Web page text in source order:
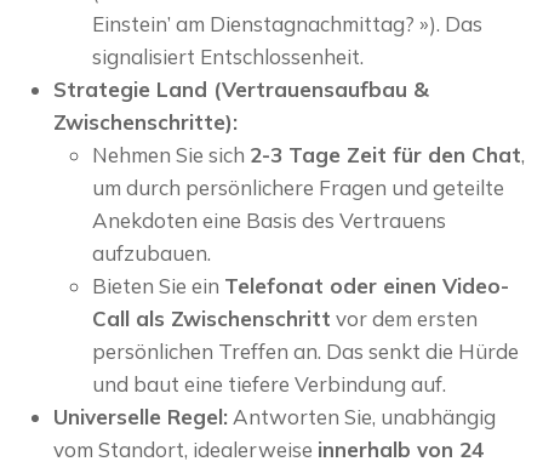
Einstein’ am Dienstagnachmittag? »). Das
signalisiert Entschlossenheit.
Strategie Land (Vertrauensaufbau &
Zwischenschritte):
Nehmen Sie sich 2-3 Tage Zeit für den Chat,
um durch persönlichere Fragen und geteilte
Anekdoten eine Basis des Vertrauens
aufzubauen.
Bieten Sie ein Telefonat oder einen Video-
Call als Zwischenschritt vor dem ersten
persönlichen Treffen an. Das senkt die Hürde
und baut eine tiefere Verbindung auf.
Universelle Regel: Antworten Sie, unabhängig
vom Standort, idealerweise innerhalb von 24